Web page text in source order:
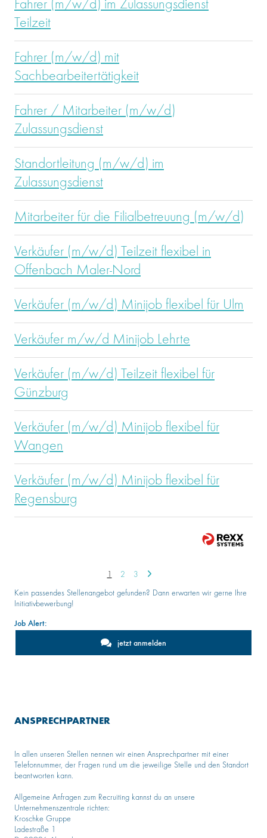
Fahrer (m/w/d) im Zulassungsdienst
Teilzeit
Fahrer (m/w/d) mit
Sachbearbeitertätigkeit
Fahrer / Mitarbeiter (m/w/d)
Zulassungsdienst
Standortleitung (m/w/d) im
Zulassungsdienst
Mitarbeiter für die Filialbetreuung (m/w/d)
Verkäufer (m/w/d) Teilzeit flexibel in
Offenbach Maler-Nord
Verkäufer (m/w/d) Minijob flexibel für Ulm
Verkäufer m/w/d Minijob Lehrte
Verkäufer (m/w/d) Teilzeit flexibel für
Günzburg
Verkäufer (m/w/d) Minijob flexibel für
Wangen
Verkäufer (m/w/d) Minijob flexibel für
Regensburg
1 2 3
Kein passendes Stellenangebot gefunden? Dann erwarten wir gerne Ihre
Initiativbewerbung!
Job Alert:
jetzt anmelden
ANSPRECHPARTNER
In allen unseren Stellen nennen wir einen Ansprechpartner mit einer
Telefonnummer, der Fragen rund um die jeweilige Stelle und den Standort
beantworten kann.
Allgemeine Anfragen zum Recruiting kannst du an unsere
Unternehmenszentrale richten:
Kroschke Gruppe
Ladestraße 1